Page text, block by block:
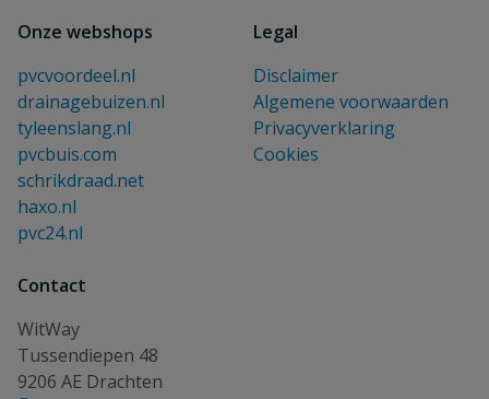
Onze webshops
pvcvoordeel.nl
drainagebuizen.nl
tyleenslang.nl
pvcbuis.com
schrikdraad.net
haxo.nl
pvc24.nl
Legal
Disclaimer
Algemene voorwaarden
Privacyverklaring
Cookies
Contact
WitWay
Tussendiepen 48
9206 AE Drachten